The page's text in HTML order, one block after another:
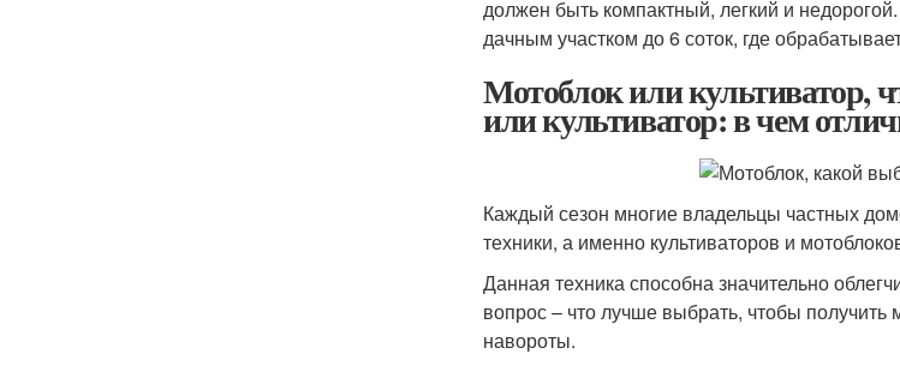
должен быть компактный, легкий и
дачным участком до 6 соток, где
Мотоблок или культиватор,
или культиватор: в чем
Каждый сезон многие владельцы частных
техники, а именно культиваторов и
Данная техника способна значительно
вопрос – что лучше выбрать, чтобы
навороты.